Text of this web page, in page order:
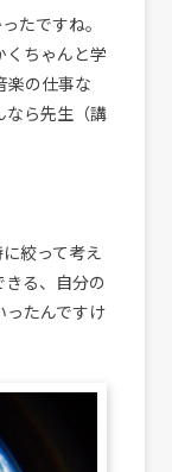
たですね。
くちゃんと学
楽の仕事な
なら先生（講
絞って考え
る、自分の
ったんですけ